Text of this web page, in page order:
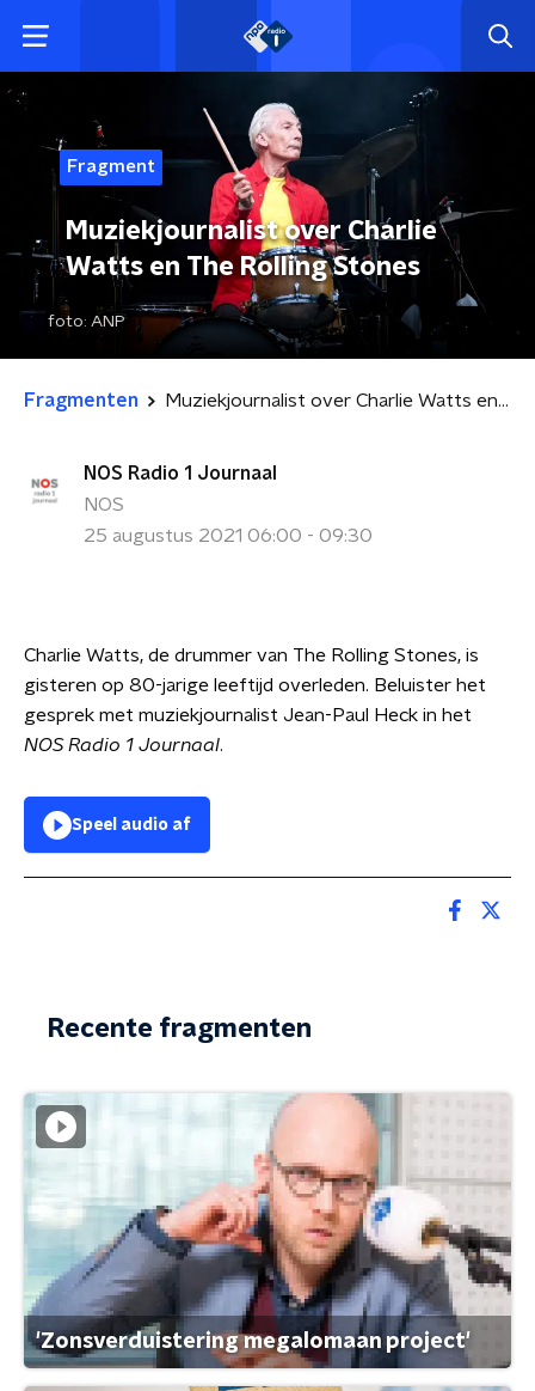
Fragment
Muziekjournalist over Charlie
Watts en The Rolling Stones
foto: ANP
Fragmenten Muziekjournalist over Charlie Watts en The Rolling Stones
NOS Radio 1 Journaal
NOS
25 augustus 2021 06:00 - 09:30
Charlie Watts, de drummer van The Rolling Stones, is
gisteren op 80-jarige leeftijd overleden. Beluister het
gesprek met muziekjournalist Jean-Paul Heck in het
NOS Radio 1 Journaal.
Speel audio af
Recente fragmenten
'Zonsverduistering megalomaan project'